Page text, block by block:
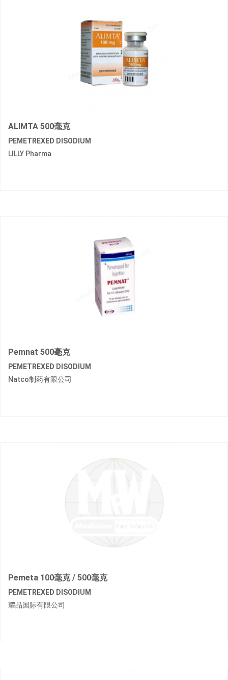
ALIMTA 500毫克
PEMETREXED DISODIUM
LILLY Pharma
Pemnat 500毫克
PEMETREXED DISODIUM
Natco制药有限公司
Pemeta 100毫克 / 500毫克
PEMETREXED DISODIUM
耀品国际有限公司